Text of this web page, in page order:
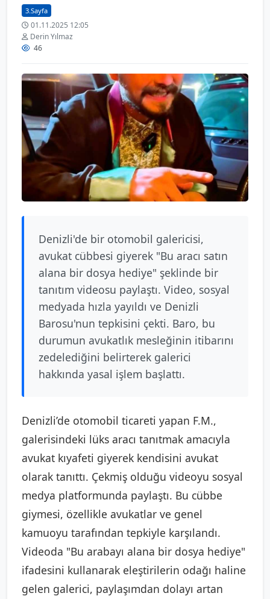
3.Sayfa
01.11.2025 12:05
Derin Yılmaz
46
Denizli'de bir otomobil galericisi,
avukat cübbesi giyerek "Bu aracı satın
alana bir dosya hediye" şeklinde bir
tanıtım videosu paylaştı. Video, sosyal
medyada hızla yayıldı ve Denizli
Barosu'nun tepkisini çekti. Baro, bu
durumun avukatlık mesleğinin itibarını
zedelediğini belirterek galerici
hakkında yasal işlem başlattı.
Denizli’de otomobil ticareti yapan F.M.,
galerisindeki lüks aracı tanıtmak amacıyla
avukat kıyafeti giyerek kendisini avukat
olarak tanıttı. Çekmiş olduğu videoyu sosyal
medya platformunda paylaştı. Bu cübbe
giymesi, özellikle avukatlar ve genel
kamuoyu tarafından tepkiyle karşılandı.
Videoda "Bu arabayı alana bir dosya hediye"
ifadesini kullanarak eleştirilerin odağı haline
gelen galerici, paylaşımdan dolayı artan